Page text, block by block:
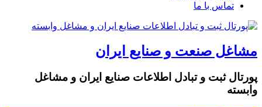
تماس با ما
مشاغل صنعت و صنایع ایران
پورتال ثبت و تبادل اطلاعات صنایع ایران و مشاغل
وابسته